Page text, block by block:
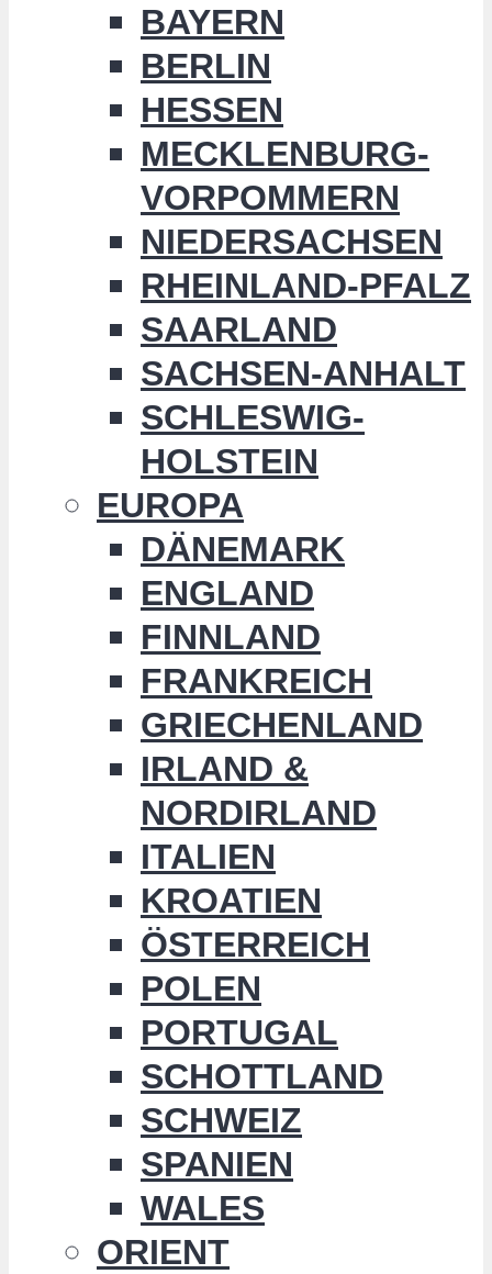
BAYERN
BERLIN
HESSEN
MECKLENBURG-
VORPOMMERN
NIEDERSACHSEN
RHEINLAND-PFALZ
SAARLAND
SACHSEN-ANHALT
SCHLESWIG-
HOLSTEIN
EUROPA
DÄNEMARK
ENGLAND
FINNLAND
FRANKREICH
GRIECHENLAND
IRLAND &
NORDIRLAND
ITALIEN
KROATIEN
ÖSTERREICH
POLEN
PORTUGAL
SCHOTTLAND
SCHWEIZ
SPANIEN
WALES
ORIENT